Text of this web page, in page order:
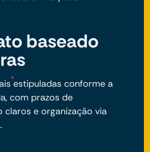
baseado
estipuladas conforme a
com prazos de
claros e organização via